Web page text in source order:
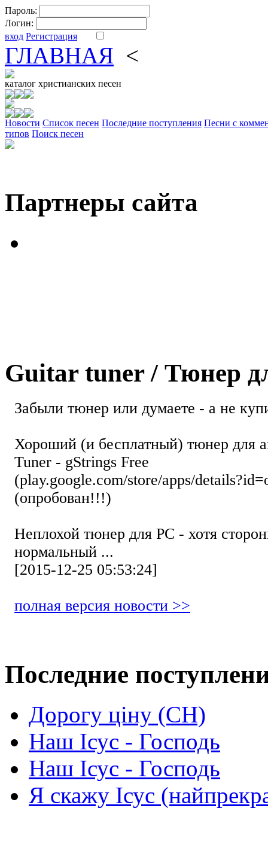
Пароль:
Логин:
вход Регистрация
ГЛАВНАЯ <
каталог христианских песен
Новости Cписок песен Последние поступления Песни с
типов Поиск песен
Партнеры сайта
Guitar tuner / Тюнер
Забыли тюнер или думаете - а не
Хороший (и бесплатный) тюнер для
Tuner - gStrings Free
(play.google.com/store/apps/
(опробован!!!)
Неплохой тюнер для РС - хотя
нормальный ...
[2015-12-25 05:53:24]
полная версия новости >>
Последние
Дорогу ціну (СН)
Наш Ісус - Господь
Наш Ісус - Господь
Я скажу Ісус